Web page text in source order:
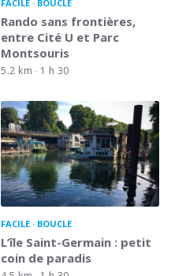
FACILE BOUCLE
Rando sans frontières,
entre Cité U et Parc
Montsouris
5.2 km 1 h 30
FACILE BOUCLE
L’île Saint-Germain : petit
coin de paradis